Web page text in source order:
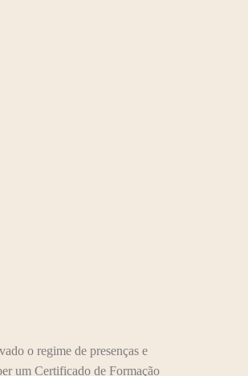
o regime de presenças e
um Certificado de Formação